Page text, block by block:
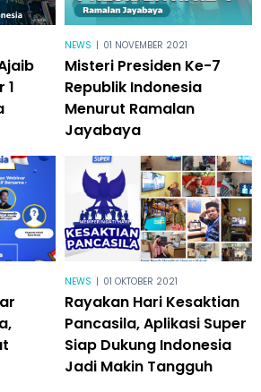
1
NEWS | 01 NOVEMBER 2021
Misteri Presiden Ke-7
Republik Indonesia
Menurut Ramalan
Jayabaya
NEWS | 01 OKTOBER 2021
Rayakan Hari Kesaktian
Pancasila, Aplikasi Super
Siap Dukung Indonesia
Jadi Makin Tangguh